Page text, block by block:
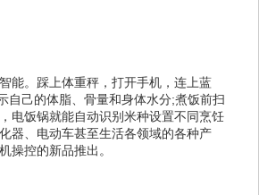
。踩上体重秤，打开手机，连上蓝
自己的体脂、骨量和身体水分;煮饭前扫
电饭锅就能自动识别米种设置不同烹饪
器、电动车甚至生活各领域的各种产
操控的新品推出。